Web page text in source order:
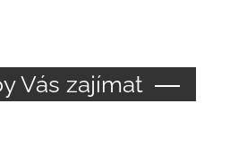
Vás zajímat